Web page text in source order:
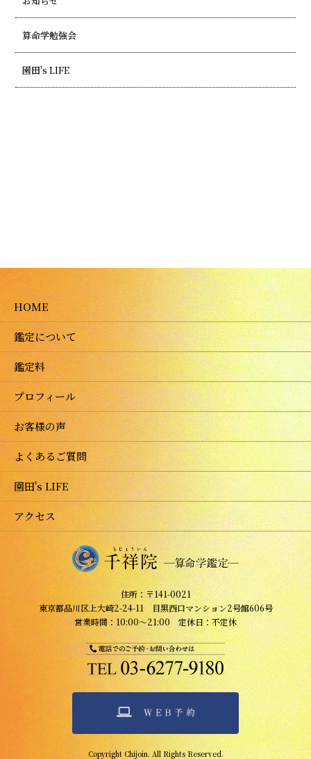
算命学勉強会
園田's LIFE
HOME
鑑定について
鑑定料
プロフィール
お客様の声
よくあるご質問
園田's LIFE
アクセス
住所：〒141-0021
東京都品川区上大崎2-24-11 目黒西口マンション2号館606号
営業時間：10:00～21:00 定休日：不定休
Copyright Chijoin. All Rights Reserved.